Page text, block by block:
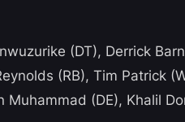
(DT), Derrick
(RB), Tim Patrick
Muhammad (DE), Khalil